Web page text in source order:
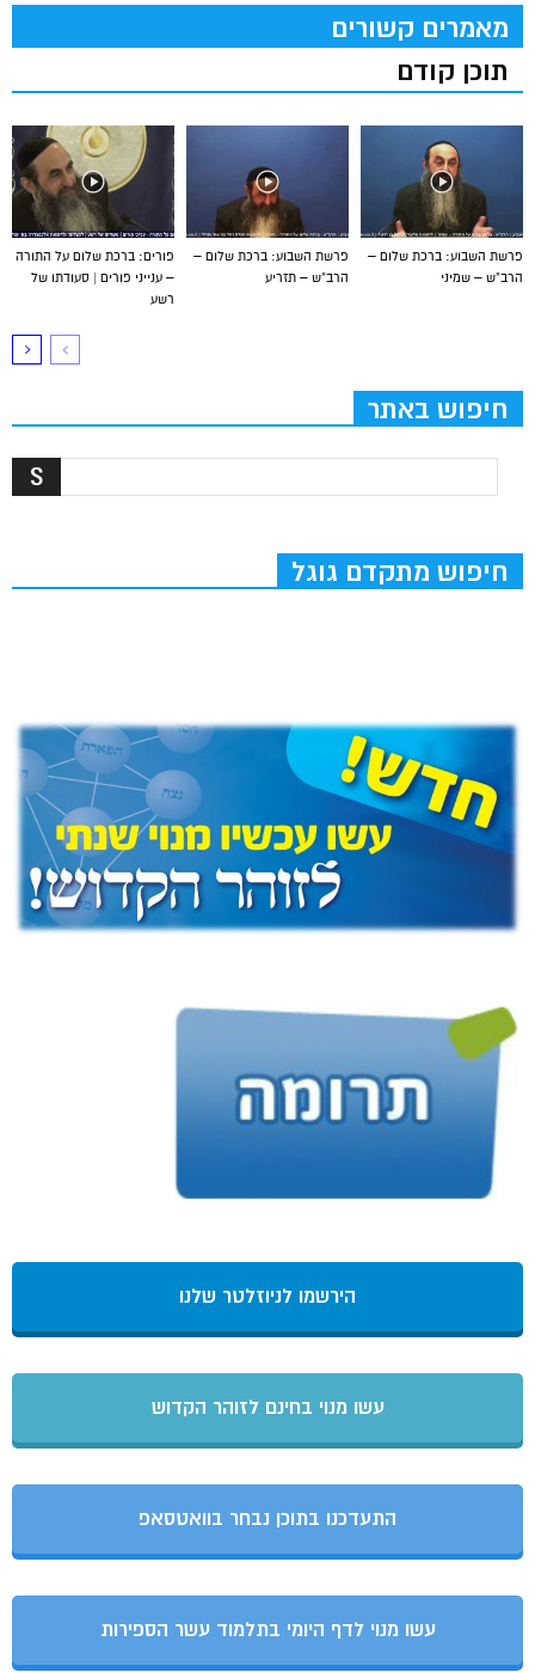
מאמרים קשורים
תוכן קודם
פורים: ברכת שלום על התורה
– ענייני פורים | סעודתו של
רשע
פרשת השבוע: ברכת שלום –
הרב”ש – תזריע
פרשת השבוע: ברכת שלום –
הרב”ש – שמיני
חיפוש באתר
חיפוש מתקדם גוגל
הירשמו לניוזלטר שלנו
עשו מנוי בחינם לזוהר הקדוש
התעדכנו בתוכן נבחר בוואטסאפ
עשו מנוי לדף היומי בתלמוד עשר הספירות